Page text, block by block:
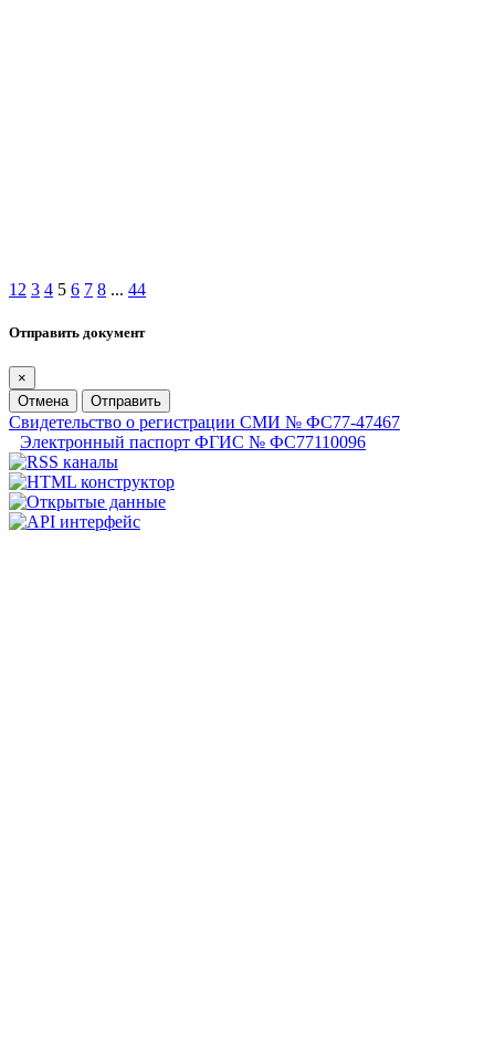
1 2 3 4 5 6 7 8 ... 44
Отправить документ
×
Отмена
Отправить
Свидетельство о регистрации СМИ № ФС77-47467
Электронный паспорт ФГИС № ФС77110096